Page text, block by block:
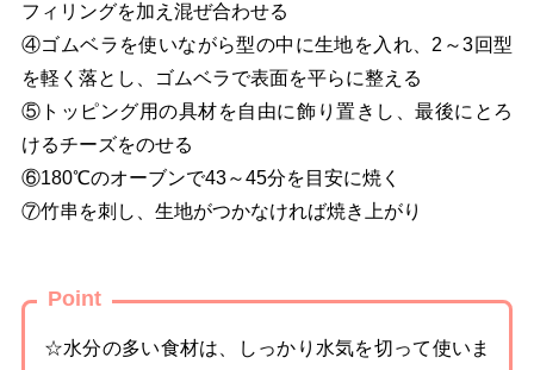
フィリングを加え混ぜ合わせる
④ゴムベラを使いながら型の中に生地を入れ、2～3回型
を軽く落とし、ゴムベラで表面を平らに整える
⑤トッピング用の具材を自由に飾り置きし、最後にとろ
けるチーズをのせる
⑥180℃のオーブンで43～45分を目安に焼く
⑦竹串を刺し、生地がつかなければ焼き上がり
Point
☆水分の多い食材は、しっかり水気を切って使いま